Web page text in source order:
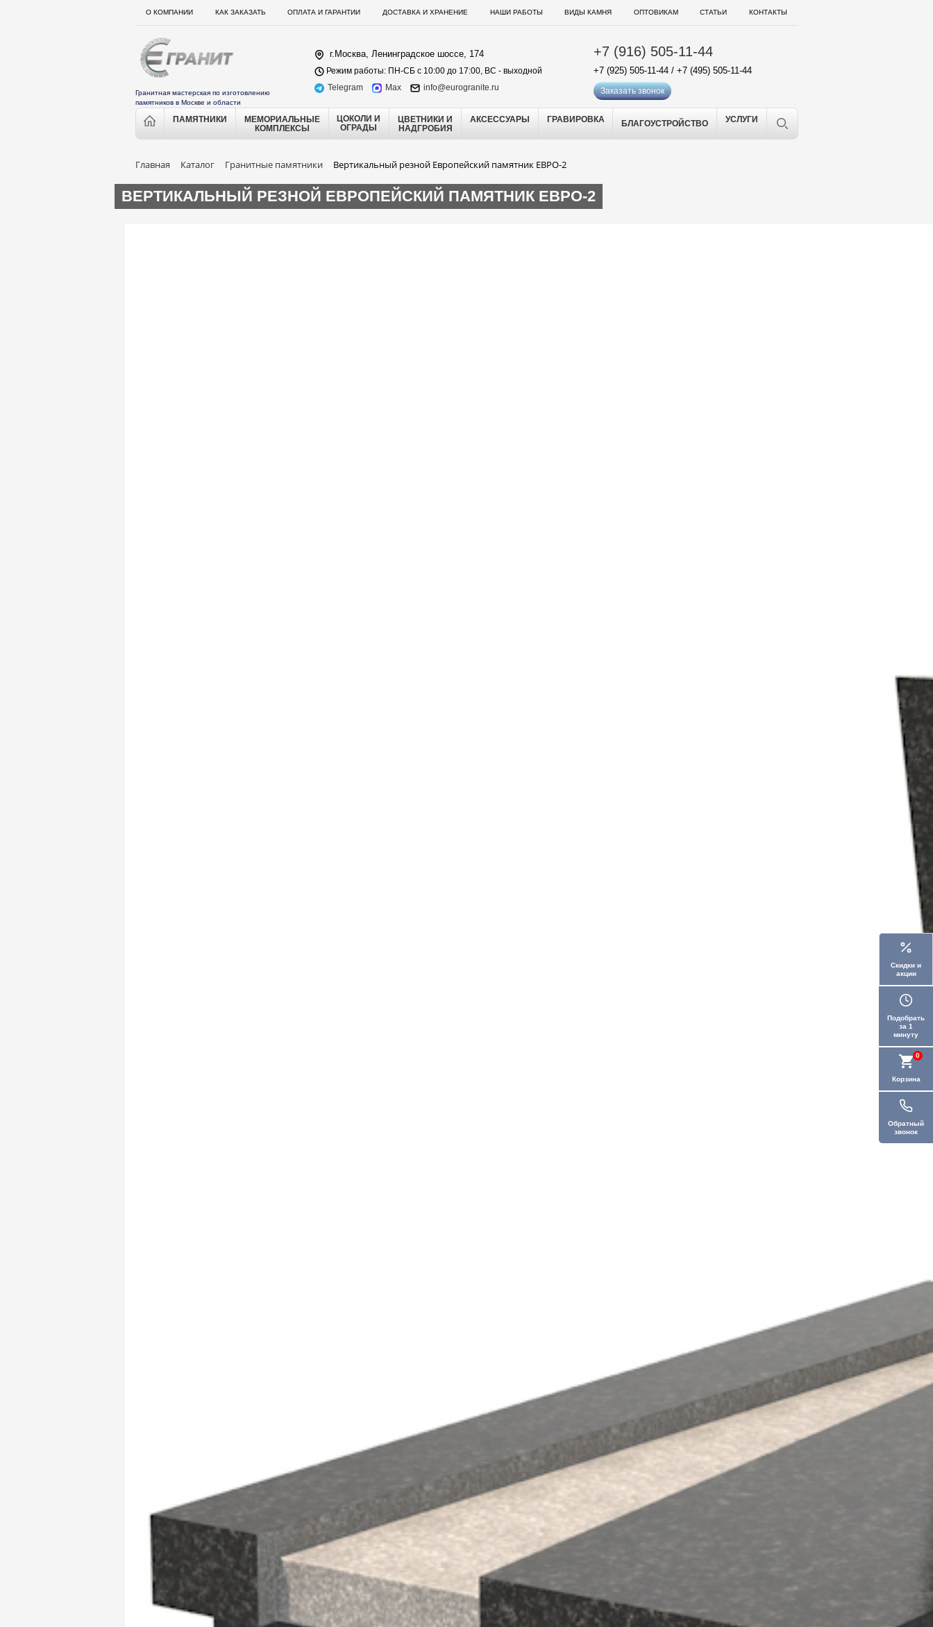
Скидки и
акции
Подобрать
за 1
минуту
Корзина
0
Обратный
звонок
О КОМПАНИИ КАК ЗАКАЗАТЬ ОПЛАТА И ГАРАНТИИ ДОСТАВКА И ХРАНЕНИЕ НАШИ РАБОТЫ ВИДЫ КАМНЯ ОПТОВИКАМ СТАТЬИ КОНТАКТЫ
Гранитная мастерская по изготовлению
памятников в Москве и области
г.Москва, Ленинградское шоссе, 174
Режим работы: ПН-СБ с 10:00 до 17:00, ВС - выходной
Telegram
Max info@eurogranite.ru
+7 (916) 505-11-44
+7 (925) 505-11-44 / +7 (495) 505-11-44
Заказать звонок
ПАМЯТНИКИ
МЕМОРИАЛЬНЫЕ
КОМПЛЕКСЫ
ЦОКОЛИ И
ОГРАДЫ
ЦВЕТНИКИ И
НАДГРОБИЯ
АКСЕССУАРЫ ГРАВИРОВКА БЛАГОУСТРОЙСТВО УСЛУГИ
Главная Каталог Гранитные памятники Вертикальный резной Европейский памятник ЕВРО-2
ВЕРТИКАЛЬНЫЙ РЕЗНОЙ ЕВРОПЕЙСКИЙ ПАМЯТНИК ЕВРО-2